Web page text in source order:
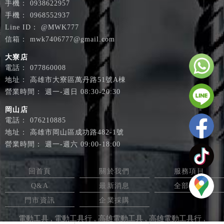
@MWK777
0968552937
0938622957
mwk7406777@gmail.com
大寮店
077860008
高雄市大寮區萬丹路51號A棟
週一-週日 08:30-20:30
岡山店
076210885
高雄市岡山區成功路482-1號
週一-週六 09:00-18:00
回首頁 關於我們
服務項目
Q&A
最新消息
全部商品
門市資訊
企業採購
電動工具 電動工具行 高雄電動工具
高雄電動工具行